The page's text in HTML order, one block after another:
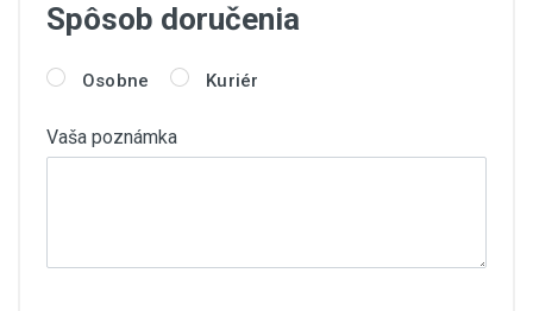
Spôsob doručenia
Osobne Kuriér
Vaša poznámka